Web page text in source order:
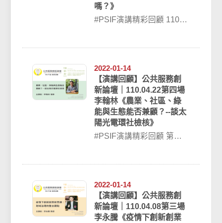
嗎？》
#PSIF演講精彩回顧 110上
2022-01-14
【演講回顧】公共服務創
新論壇｜110.04.22第四場
李翰林《農業、社區、綠
能與生態能否兼顧？--談太
陽光電環社檢核》
#PSIF演講精彩回顧 第四
2022-01-14
【演講回顧】公共服務創
新論壇｜110.04.08第三場
李永騰《疫情下創新創業